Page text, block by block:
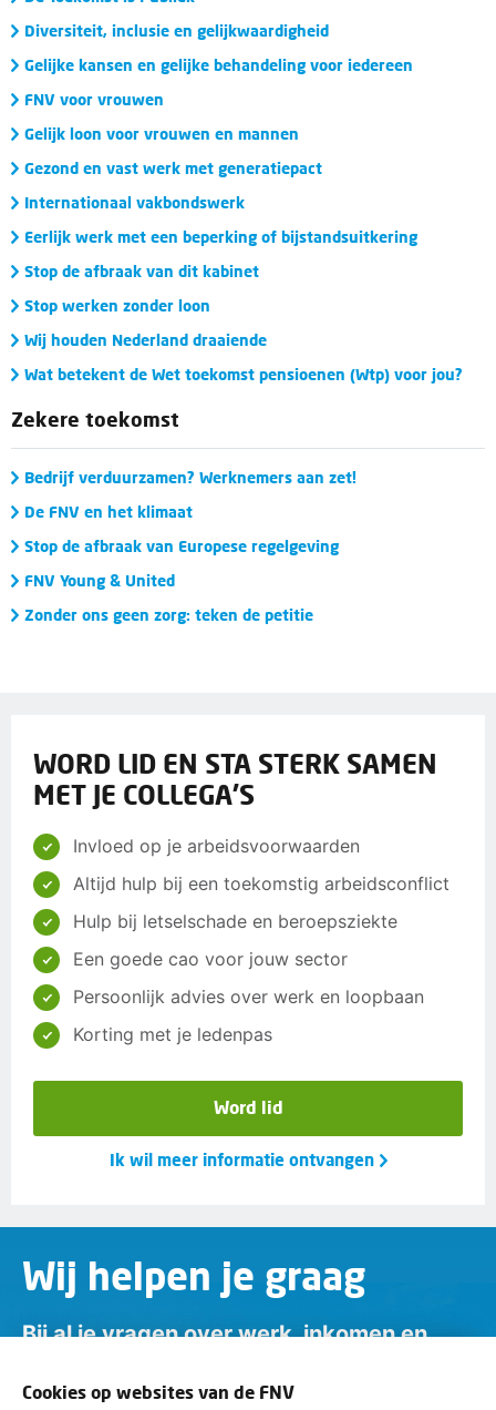
Diversiteit, inclusie en gelijkwaardigheid
Gelijke kansen en gelijke behandeling voor iedereen
FNV voor vrouwen
Gelijk loon voor vrouwen en mannen
Gezond en vast werk met generatiepact
Internationaal vakbondswerk
Eerlijk werk met een beperking of bijstandsuitkering
Stop de afbraak van dit kabinet
Stop werken zonder loon
Wij houden Nederland draaiende
Wat betekent de Wet toekomst pensioenen (Wtp) voor jou?
Zekere toekomst
Bedrijf verduurzamen? Werknemers aan zet!
De FNV en het klimaat
Stop de afbraak van Europese regelgeving
FNV Young & United
Zonder ons geen zorg: teken de petitie
WORD LID EN STA STERK SAMEN
MET JE COLLEGA'S
Invloed op je arbeidsvoorwaarden
Altijd hulp bij een toekomstig arbeidsconflict
Hulp bij letselschade en beroepsziekte
Een goede cao voor jouw sector
Persoonlijk advies over werk en loopbaan
Korting met je ledenpas
Word lid
Ik wil meer informatie ontvangen
Wij helpen je graag
Bij al je vragen over werk, inkomen en
Cookies op websites van de FNV